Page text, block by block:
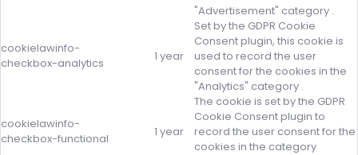
"Advertisement" category .
cookielawinfo-
checkbox-analytics
1 year
Set by the GDPR Cookie
Consent plugin, this cookie is
used to record the user
consent for the cookies in the
"Analytics" category .
cookielawinfo-
checkbox-functional
1 year
The cookie is set by the GDPR
Cookie Consent plugin to
record the user consent for the
cookies in the category